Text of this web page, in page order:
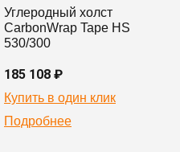
Углеродный холст
CarbonWrap Tape HS
530/300
185 108 ₽
Купить в один клик
Подробнее